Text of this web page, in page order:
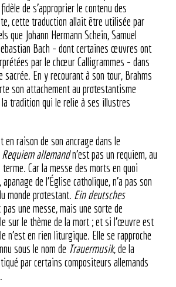
de s’approprier le contenu des
cette traduction allait être utilisée par
que Johann Hermann Schein, Samuel
Bach – dont certaines œuvres ont
par le chœur Calligrammes – dans
sacrée. En y recourant à son tour, Brahms
son attachement au protestantisme
la tradition qui le relie à ses illustres
en raison de son ancrage dans le
Requiem allemandn’est pas un requiem, au
Car la messe des morts en quoi
de l’Église catholique, n’a pas son
monde protestant. Ein deutsches
pas une messe, mais une sorte de
sur le thème de la mort ; et si l’œuvre est
n’est en rien liturgique. Elle se rapproche
sous le nom de Trauermusik, de la
par certains compositeurs allemands